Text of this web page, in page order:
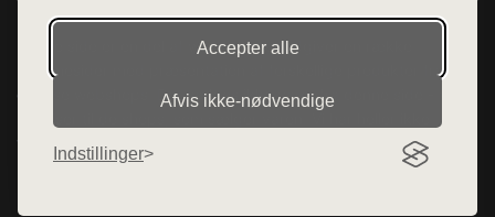
Accepter alle
Afvis ikke‑nødvendige
Indstillinger
Denne side er en del af want.dk, der udgiver en række
hjemmesider med præsentation af forskellige produkter fra
diverse webshops. Der sælges ikke varer fra denne side - vi
henviser til de shops, som sælger varen. Vi har heller ikke
varerne på lager.